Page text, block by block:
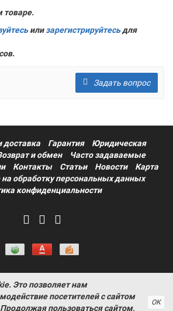
товаре.
илизарегистрируйтесьдля
Задать вопрос
доставка Гарантия
Юридическая
и обмен
Часто задаваемые
Контакты Статьи Новости
Карта
на обработку персональных данных
конфиденциальности
носит ознакомительный характер и не
офертой, определяемой положениями
кодекса РФ ProtectAuto © 2011-
Это позволяет нам
посетителей с сайтом
пользоваться сайтом,
ОК